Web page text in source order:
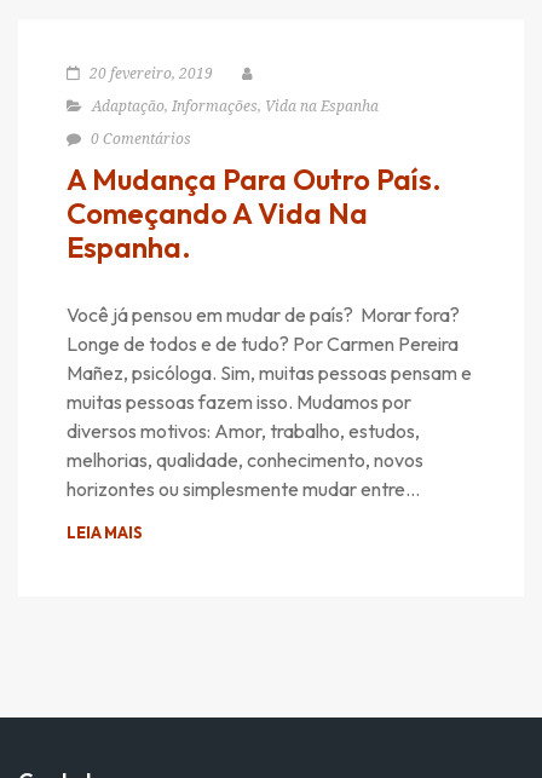
20 fevereiro, 2019
Adaptação, Informações, Vida na Espanha
0 Comentários
A Mudança Para Outro País.
Começando A Vida Na
Espanha.
Você já pensou em mudar de país? Morar fora?
Longe de todos e de tudo? Por Carmen Pereira
Mañez, psicóloga. Sim, muitas pessoas pensam e
muitas pessoas fazem isso. Mudamos por
diversos motivos: Amor, trabalho, estudos,
melhorias, qualidade, conhecimento, novos
horizontes ou simplesmente mudar entre…
LEIA MAIS